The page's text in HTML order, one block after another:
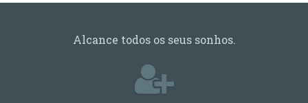
Alcance todos os seus sonhos.